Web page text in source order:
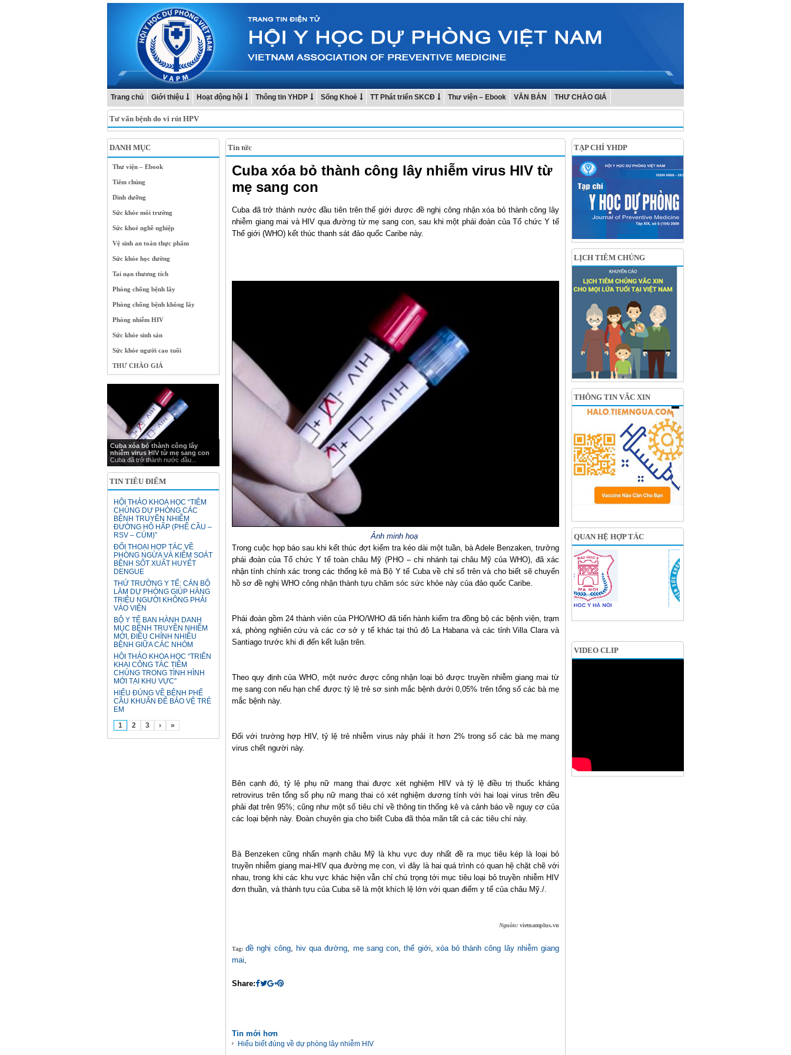
Trang chủ Giới thiệu Hoạt động hội Thông tin YHDP Sống Khoẻ TT Phát triển SKCĐ Thư viện – Ebook VĂN BẢN THƯ CHÀO GIÁ
Tư vấn bệnh do vi rút HPV
DANH MỤC
Thư viện – Ebook
Tiêm chủng
Dinh dưỡng
Sức khỏe môi trường
Sức khoẻ nghề nghiệp
Vệ sinh an toàn thực phẩm
Sức khỏe học đường
Tai nạn thương tích
Phòng chống bệnh lây
Phòng chống bệnh không lây
Phòng nhiễm HIV
Sức khỏe sinh sản
Sức khỏe người cao tuổi
THƯ CHÀO GIÁ
Cuba xóa bỏ thành công lây
nhiễm virus HIV từ mẹ sang con
Cuba đã trở thành nước đầu...
TIN TIÊU ĐIỂM
HỘI THẢO KHOA HỌC “TIÊM
CHỦNG DỰ PHÒNG CÁC
BỆNH TRUYỀN NHIỄM
ĐƯỜNG HÔ HẤP (PHẾ CẦU –
RSV – CÚM)”
ĐỐI THOẠI HỢP TÁC VỀ
PHÒNG NGỪA VÀ KIỂM SOÁT
BỆNH SỐT XUẤT HUYẾT
DENGUE
THỨ TRƯỞNG Y TẾ: CÁN BỘ
LÀM DỰ PHÒNG GIÚP HÀNG
TRIỆU NGƯỜI KHÔNG PHẢI
VÀO VIỆN
BỘ Y TẾ BAN HÀNH DANH
MỤC BỆNH TRUYỀN NHIỄM
MỚI, ĐIỀU CHỈNH NHIỀU
BỆNH GIỮA CÁC NHÓM
HỘI THẢO KHOA HỌC “TRIỂN
KHAI CÔNG TÁC TIÊM
CHỦNG TRONG TÌNH HÌNH
MỚI TẠI KHU VỰC”
HIỂU ĐÚNG VỀ BỆNH PHẾ
CẦU KHUẨN ĐỂ BẢO VỆ TRẺ
EM
1
2 3 › »
Tin tức
Cuba xóa bỏ thành công lây nhiễm virus HIV từ
mẹ sang con
Cuba đã trở thành nước đầu tiên trên thế giới được đề nghị công nhận xóa bỏ thành công lây
nhiễm giang mai và HIV qua đường từ mẹ sang con, sau khi một phái đoàn của Tổ chức Y tế
Thế giới (WHO) kết thúc thanh sát đảo quốc Caribe này.
Ảnh minh hoạ
Trong cuộc họp báo sau khi kết thúc đợt kiểm tra kéo dài một tuần, bà Adele Benzaken, trưởng
phái đoàn của Tổ chức Y tế toàn châu Mỹ (PHO – chi nhánh tại châu Mỹ của WHO), đã xác
nhận tính chính xác trong các thống kê mà Bộ Y tế Cuba về chỉ số trên và cho biết sẽ chuyển
hồ sơ đề nghị WHO công nhận thành tựu chăm sóc sức khỏe này của đảo quốc Caribe.
Phái đoàn gồm 24 thành viên của PHO/WHO đã tiến hành kiểm tra đồng bộ các bệnh viện, trạm
xá, phòng nghiên cứu và các cơ sở y tế khác tại thủ đô La Habana và các tỉnh Villa Clara và
Santiago trước khi đi đến kết luận trên.
Theo quy định của WHO, một nước được công nhận loại bỏ được truyền nhiễm giang mai từ
mẹ sang con nếu hạn chế được tỷ lệ trẻ sơ sinh mắc bệnh dưới 0,05% trên tổng số các bà mẹ
mắc bệnh này.
Đối với trường hợp HIV, tỷ lệ trẻ nhiễm virus này phải ít hơn 2% trong số các bà mẹ mang
virus chết người này.
Bên cạnh đó, tỷ lệ phụ nữ mang thai được xét nghiệm HIV và tỷ lệ điều trị thuốc kháng
retrovirus trên tổng số phụ nữ mang thai có xét nghiệm dương tính với hai loại virus trên đều
phải đạt trên 95%; cũng như một số tiêu chí về thông tin thống kê và cảnh báo về nguy cơ của
các loại bệnh này. Đoàn chuyên gia cho biết Cuba đã thỏa mãn tất cả các tiêu chí này.
Bà Benzeken cũng nhấn mạnh châu Mỹ là khu vực duy nhất đề ra mục tiêu kép là loại bỏ
truyền nhiễm giang mai-HIV qua đường mẹ con, vì đây là hai quá trình có quan hệ chặt chẽ với
nhau, trong khi các khu vực khác hiện vẫn chỉ chú trọng tới mục tiêu loại bỏ truyền nhiễm HIV
đơn thuần, và thành tựu của Cuba sẽ là một khích lệ lớn với quan điểm y tế của châu Mỹ./.
Nguồn: vietnamplus.vn
Tag:đề nghị công, hiv qua đường, mẹ sang con,thế giới, xóa bỏ thành công lây nhiễm giang
mai,
Share:
Tin mới hơn
Hiểu biết đúng về dự phòng lây nhiễm HIV
TẠP CHÍ YHDP
LỊCH TIÊM CHỦNG
THÔNG TIN VẮC XIN
QUAN HỆ HỢP TÁC
VIDEO CLIP